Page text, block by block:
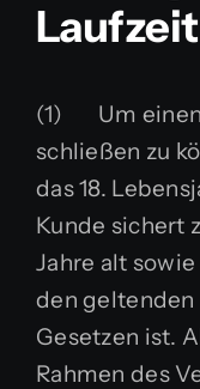
Laufzeit
(1) Um einen
schließen zu
das 18.
Kunde sichert
Jahre alt
den geltenden
Gesetzen ist.
Rahmen des